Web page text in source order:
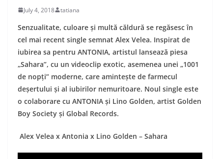
July 4, 2018 tatiana
Senzualitate, culoare și multă căldură se regăsesc în
cel mai recent single semnat Alex Velea. Inspirat de
iubirea sa pentru ANTONIA, artistul lansează piesa
„Sahara”, cu un videoclip exotic, asemenea unei „1001
de nopți” moderne, care amintește de farmecul
deșertului și al iubirilor nemuritoare. Noul single este
o colaborare cu ANTONIA și Lino Golden, artist Golden
Boy Society și Global Records.
Alex Velea x Antonia x Lino Golden – Sahara